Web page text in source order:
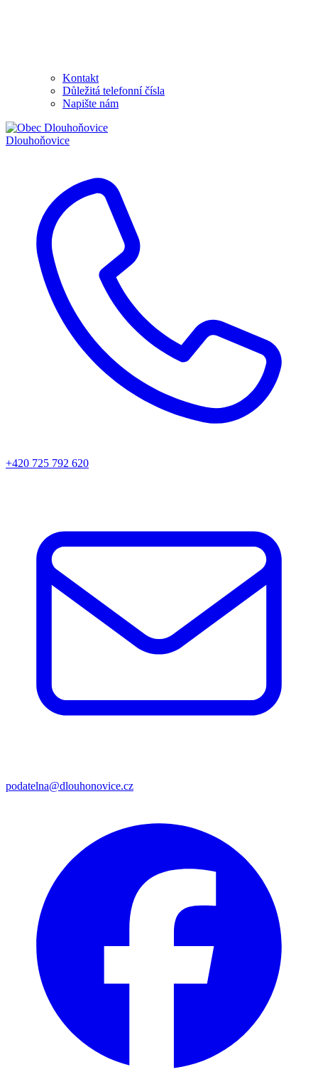
Kontakt
Důležitá telefonní čísla
Napište nám
Dlouhoňovice
+420 725 792 620
podatelna@dlouhonovice.cz